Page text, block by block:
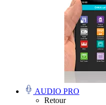
AUDIO PRO
Retour